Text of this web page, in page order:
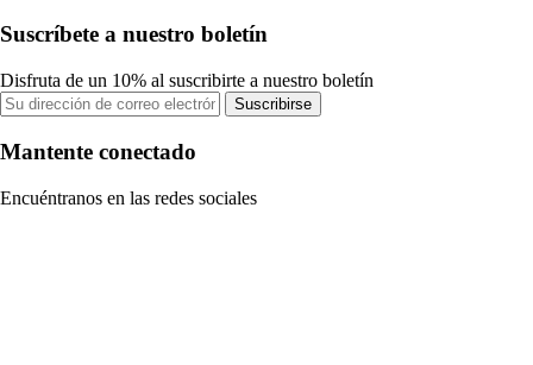
Suscríbete a nuestro boletín
Disfruta de un 10% al suscribirte a nuestro boletín
Suscribirse
Mantente conectado
Encuéntranos en las redes sociales